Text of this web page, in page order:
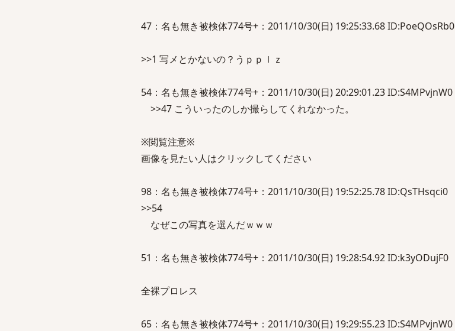
47：名も無き被検体774号+：2011/10/30(日) 19:25:33.68 ID:PoeQOsRb0
>>1 写メとかないの？うｐｐｌｚ
54：名も無き被検体774号+：2011/10/30(日) 20:29:01.23 ID:S4MPvjnW0
>>47 こういったのしか撮らしてくれなかった。
※閲覧注意※
画像を見たい人はクリックしてください
98：名も無き被検体774号+：2011/10/30(日) 19:52:25.78 ID:QsTHsqci0
>>54
なぜこの写真を選んだｗｗｗ
51：名も無き被検体774号+：2011/10/30(日) 19:28:54.92 ID:k3yODujF0
全裸プロレス
65：名も無き被検体774号+：2011/10/30(日) 19:29:55.23 ID:S4MPvjnW0